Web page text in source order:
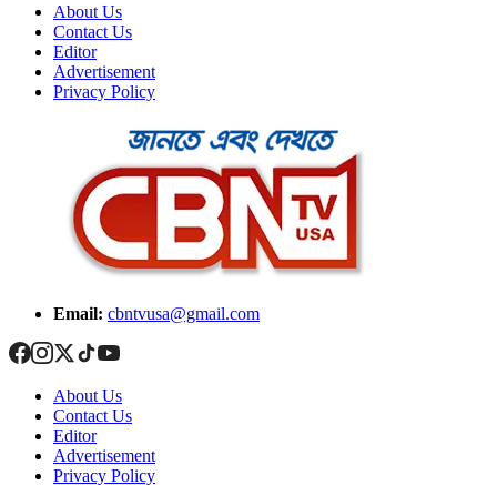
About Us
Contact Us
Editor
Advertisement
Privacy Policy
Email: cbntvusa@gmail.com
About Us
Contact Us
Editor
Advertisement
Privacy Policy